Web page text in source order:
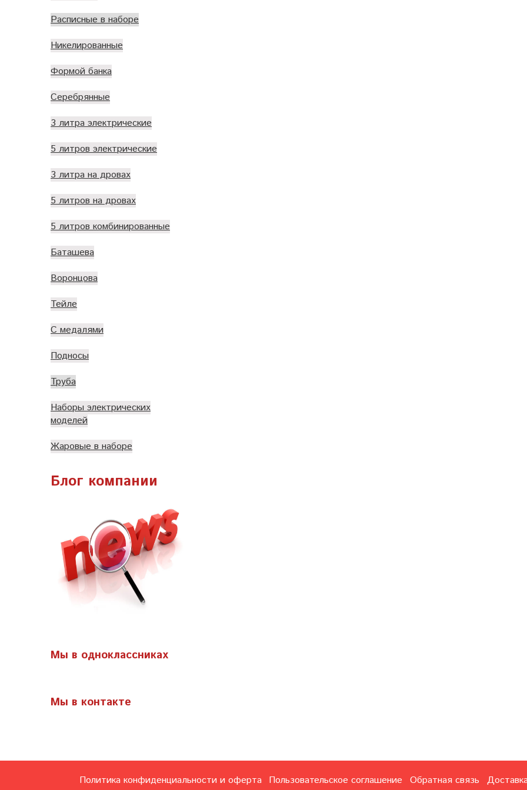
Расписные в наборе
Никелированные
Формой банка
Серебрянные
3 литра электрические
5 литров электрические
3 литра на дровах
5 литров на дровах
5 литров комбинированные
Баташева
Воронцова
Тейле
С медалями
Подносы
Труба
Наборы электрических
моделей
Жаровые в наборе
Блог компании
Мы в одноклассниках
Мы в контакте
Политика конфиденциальности и оферта Пользовательское соглашение Обратная связь